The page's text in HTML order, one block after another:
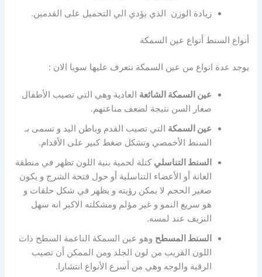
زيادة الوزن الذي يؤدي الي التحميل على القدمين.
أنواع السنط أنواع عين السمكة
يوجد عدة انواع من عين السمكة نتعرف عليها سويا الان :
عين السمكة الشائعة العادية وهي التي تصيب الأطفال
صغار السن نتيجة لضعف مناعتهم.
عين السمكة التي تصيب القدم وباطن اليد و تسمى بـ
السنط الأخمصي وتشكل ضغط كبير على الأقدام.
السنط التناسلي كتلة لحمية بنية اللون تظهر في منطقة
العانة أو الأعضاء التناسلية أو حول فتحة الشرج و يكون
صغير الحجم لا يمكن رؤيته و يظهر في شكل حلقات و
هو سريع النمو و غير مؤلم ومشكلته الاكبر انه سهل
النزيف عند لمسه.
السنط المسطح وهو عين السمكة الناعمة السطح ذات
اللون القريب من لون الجلد ومن الممكن أن تصيب
الرقبة والوجه وهي من أسرع الأنواع انتشارا.